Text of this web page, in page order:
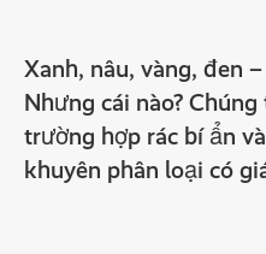
Xanh, nâu, vàng, đen
Nhưng cái nào?
trường hợp rác bí ẩn
khuyên phân loại có